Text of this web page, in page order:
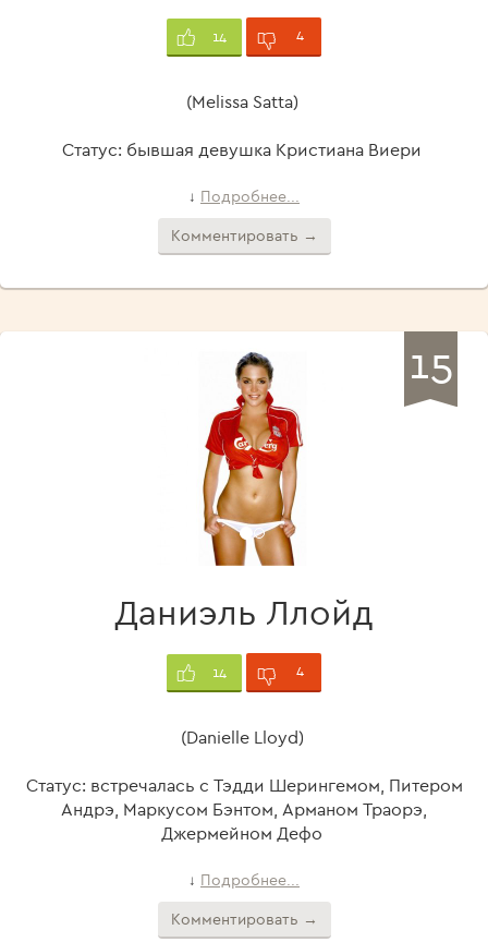
14 4
(Melissa Satta)
Статус: бывшая девушка Кристиана Виери
↓ Подробнее...
Комментировать →
15
Даниэль Ллойд
14 4
(Danielle Lloyd)
Статус: встречалась с Тэдди Шерингемом, Питером
Андрэ, Маркусом Бэнтом, Арманом Траорэ,
Джермейном Дефо
↓ Подробнее...
Комментировать →